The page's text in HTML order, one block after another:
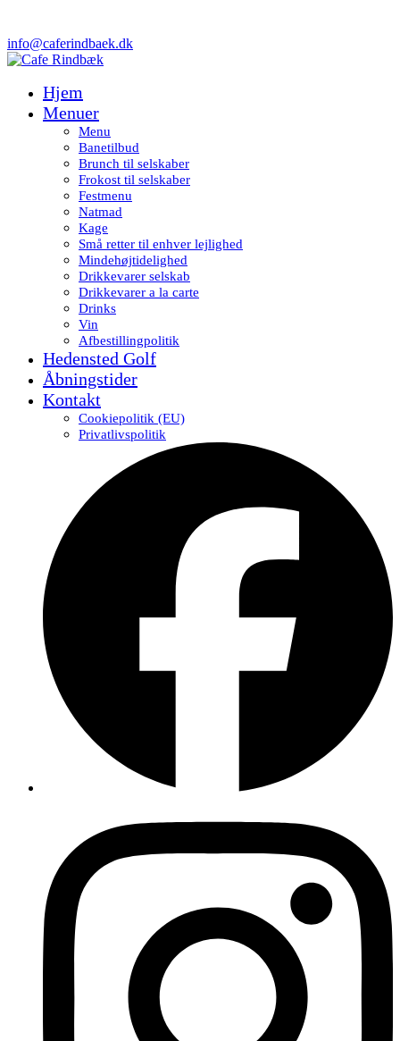
info@caferindbaek.dk
Hjem
Menuer
Menu
Banetilbud
Brunch til selskaber
Frokost til selskaber
Festmenu
Natmad
Kage
Små retter til enhver lejlighed
Mindehøjtidelighed
Drikkevarer selskab
Drikkevarer a la carte
Drinks
Vin
Afbestillingpolitik
Hedensted Golf
Åbningstider
Kontakt
Cookiepolitik (EU)
Privatlivspolitik